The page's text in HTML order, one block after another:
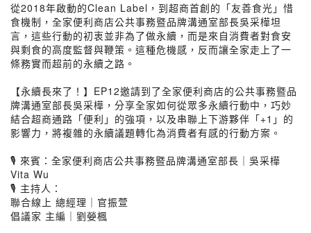
從2018年啟動的Clean Label，到超商首創的「友善食光」惜
食機制，全家便利商店公共事務暨品牌溝通室部長吳采樺坦
言，這些行動的初衷並非為了做永續，而是來自消費者對食安
與剩食的高度監督與鞭策。這種危機感，反而讓全家走上了一
條務實而超前的永續之路。
【永續長來了！】EP12邀請到了全家便利商店的公共事務暨品
牌溝通室部長吳采樺，分享全家如何從眾多永續行動中，巧妙
結合超商通路「便利」的強項，以及串聯上下游夥伴「+1」的
影響力，將複雜的永續議題轉化為消費者有感的行動方案。
🎙️ 來賓：全家便利商店公共事務暨品牌溝通室部長｜吳采樺
Vita Wu
🎙️ 主持人：
聯合線上 總經理｜官振萱
倡議家 主編｜劉嫈楓